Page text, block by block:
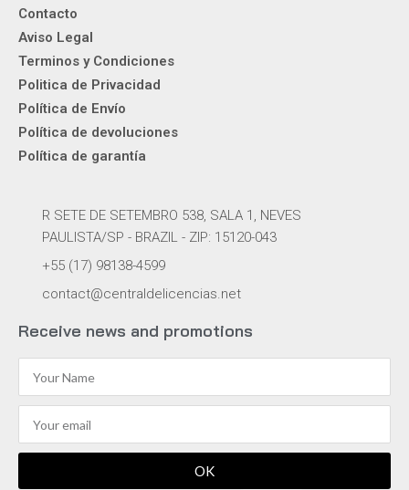
Contacto
Aviso Legal
Terminos y Condiciones
Politica de Privacidad
Política de Envío
Política de devoluciones
Política de garantía
R SETE DE SETEMBRO 538, SALA 1, NEVES
PAULISTA/SP - BRAZIL - ZIP: 15120-043
+55 (17) 98138-4599
contact@centraldelicencias.net
Receive news and promotions
OK